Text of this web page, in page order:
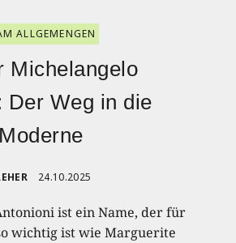
ALLGEMENGEN
Michelangelo
Der Weg in die
24.10.2025
ist ein Name, der für
wichtig ist wie Marguerite